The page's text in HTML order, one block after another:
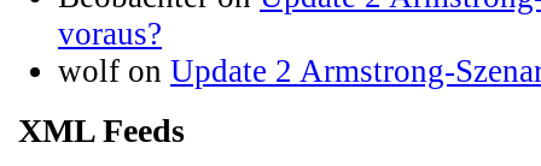
voraus?
wolf on Update 2 Armstrong-
XML Feeds